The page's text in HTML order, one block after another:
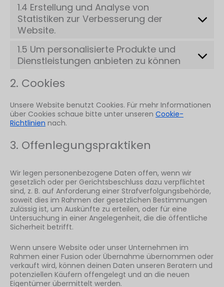
1.4 Erstellung und Analyse von
Statistiken zur Verbesserung der
Website.
1.5 Um personalisierte Produkte und
Dienstleistungen anbieten zu können
2. Cookies
Unsere Website benutzt Cookies. Für mehr Informationen
über Cookies schaue bitte unter unseren Cookie-
Richtlinien nach.
3. Offenlegungspraktiken
Wir legen personenbezogene Daten offen, wenn wir
gesetzlich oder per Gerichtsbeschluss dazu verpflichtet
sind, z. B. auf Anforderung einer Strafverfolgungsbehörde,
soweit dies im Rahmen der gesetzlichen Bestimmungen
zulässig ist, um Auskünfte zu erteilen, oder für eine
Untersuchung in einer Angelegenheit, die die öffentliche
Sicherheit betrifft.
Wenn unsere Website oder unser Unternehmen im
Rahmen einer Fusion oder Übernahme übernommen oder
verkauft wird, können deinen Daten unseren Beratern und
potenziellen Käufern offengelegt und an die neuen
Eigentümer übermittelt werden.